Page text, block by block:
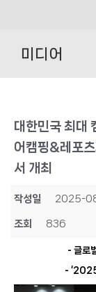
content미디어
대한민국 최대
어캠핑&레포
서 개최
작성일 2025-
조회 836
- 글로
-